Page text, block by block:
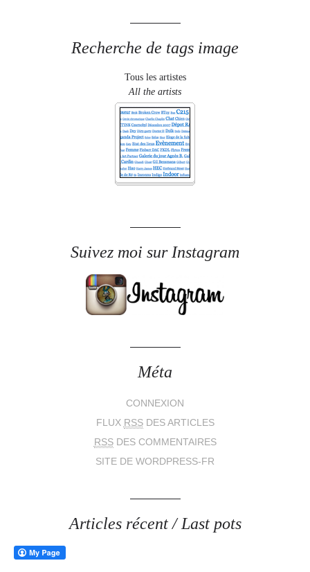
Recherche de tags image
Tous les artistes
All the artists
Suivez moi sur Instagram
Méta
CONNEXION
FLUX RSSDES ARTICLES
RSSDES COMMENTAIRES
SITE DE WORDPRESS-FR
Articles récent / Last pots